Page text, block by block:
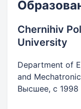
Chernihiv
University
Department of
and
Высшее, с 1998